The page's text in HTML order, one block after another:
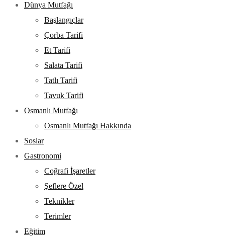
Dünya Mutfağı
Başlangıçlar
Çorba Tarifi
Et Tarifi
Salata Tarifi
Tatlı Tarifi
Tavuk Tarifi
Osmanlı Mutfağı
Osmanlı Mutfağı Hakkında
Soslar
Gastronomi
Coğrafi İşaretler
Şeflere Özel
Teknikler
Terimler
Eğitim